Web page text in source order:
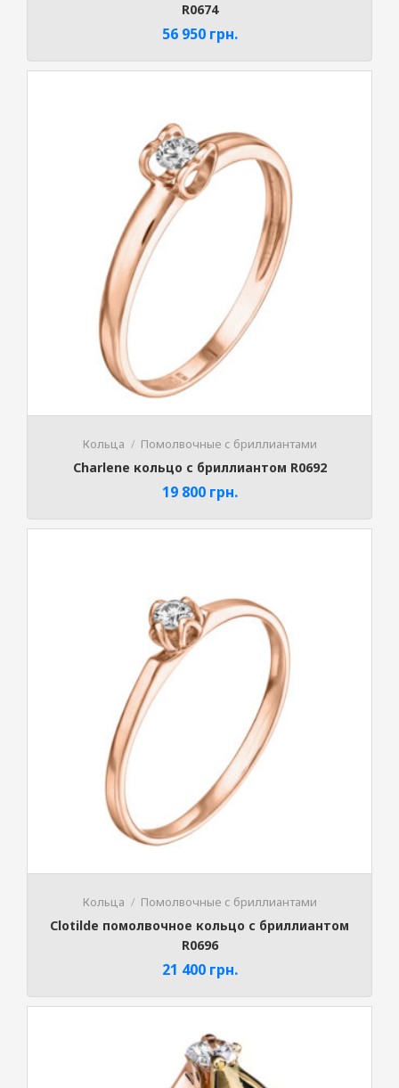
R0674
56 950 грн.
Кольца Помолвочные с бриллиантами
Charlene кольцо с бриллиантом R0692
19 800 грн.
Кольца Помолвочные с бриллиантами
Clotilde помолвочное кольцо с бриллиантом
R0696
21 400 грн.